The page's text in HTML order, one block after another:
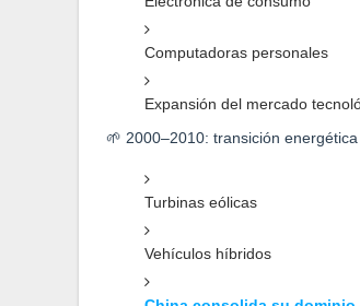
Computadoras personales
Expansión del mercado
🌱 2000–2010: transición energética
Turbinas eólicas
Vehículos híbridos